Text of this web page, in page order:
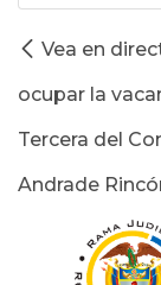
Vea en
ocupar la
Tercera del
Andrade